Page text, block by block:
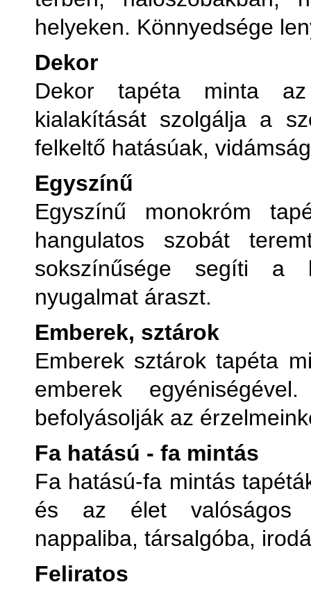
helyeken. Könnyedsége
Dekor
Dekor tapéta minta az
kialakítását szolgálja a
felkeltő hatásúak,
Egyszínű
Egyszínű monokróm
hangulatos szobát
sokszínűsége segíti a
nyugalmat áraszt.
Emberek, sztárok
Emberek sztárok tapéta
emberek
befolyásolják az
Fa hatású - fa mintás
Fa hatású-fa mintás
és az élet valóságos
nappaliba, társalgóba,
Feliratos